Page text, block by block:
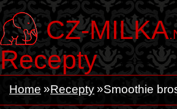
CZ-MILKA
Recepty
Home Recepty Smoothie